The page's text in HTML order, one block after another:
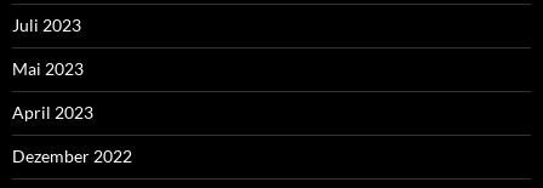
Juli 2023
Mai 2023
April 2023
Dezember 2022